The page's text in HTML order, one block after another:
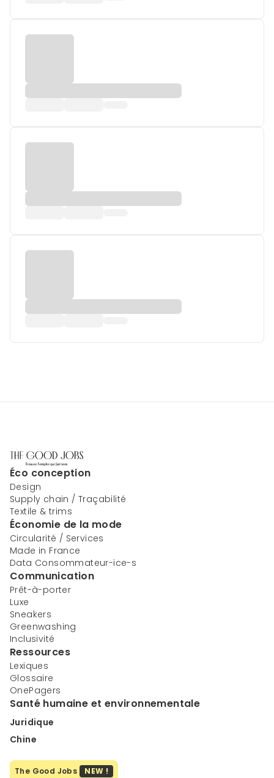
Éco conception
Design
Supply chain / Traçabilité
Textile & trims
Économie de la mode
Circularité / Services
Made in France
Data Consommateur-ice-s
Communication
Prêt-à-porter
Luxe
Sneakers
Greenwashing
Inclusivité
Ressources
Lexiques
Glossaire
OnePagers
Santé humaine et environnementale
Juridique
Chine
The Good Jobs NEW !